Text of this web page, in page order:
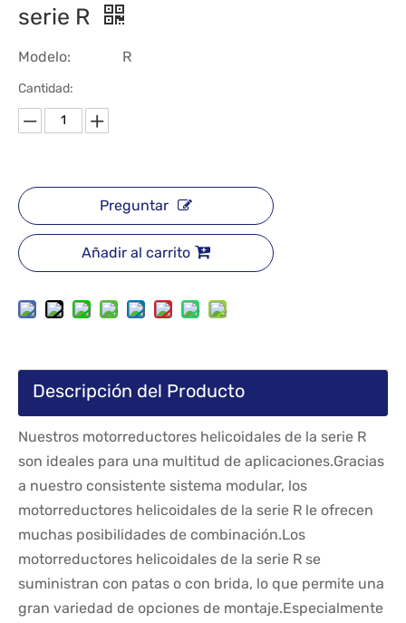
serie R
Modelo: R
Cantidad:
Preguntar
Añadir al carrito
Descripción del Producto
Nuestros motorreductores helicoidales de la serie R
son ideales para una multitud de aplicaciones.Gracias
a nuestro consistente sistema modular, los
motorreductores helicoidales de la serie R le ofrecen
muchas posibilidades de combinación.Los
motorreductores helicoidales de la serie R se
suministran con patas o con brida, lo que permite una
gran variedad de opciones de montaje.Especialmente